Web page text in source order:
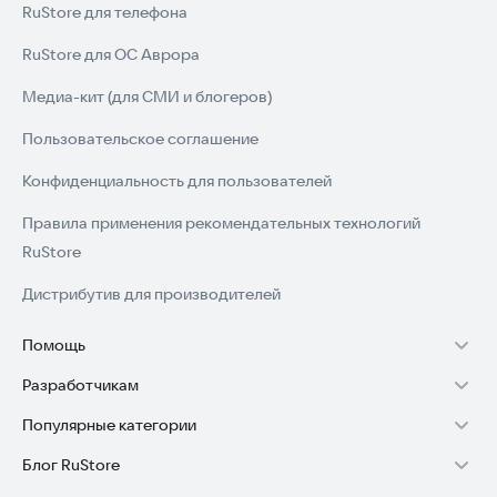
RuStore для телефона
RuStore для ОС Аврора
Медиа-кит (для СМИ и блогеров)
Пользовательское соглашение
Конфиденциальность для пользователей
Правила применения рекомендательных технологий
RuStore
Дистрибутив для производителей
Помощь
Установка RuStore на TV
Установка RuStore на телефон
Установка RuStore в машину
Разработчикам
Зарабатывать с RuStore
Стать разработчиком
Популярные категории
Игры для Android
Блог RuStore